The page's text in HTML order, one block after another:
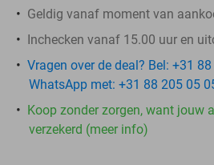
Geldig vanaf moment van
Inchecken vanaf 15.00 uur en
Vragen over de deal? Bel: +31
WhatsApp met: +31 88 205 05
Koop zonder zorgen, want jouw
verzekerd (meer info)